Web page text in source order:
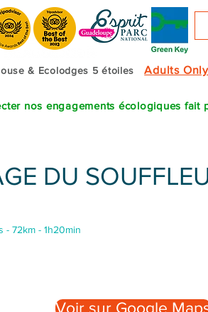
& Ecolodges 5 étoilesAdults Only
nos engagements écologiques fait
DU
- 72km - 1h20min
Voir sur Google